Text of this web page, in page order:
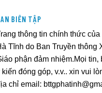
BIÊN TẬP
thông tin chính thức của
Tĩnh do Ban Truyền thông
phận đảm nhiệm.Mọi tin,
kiến đóng góp, v.v.. xin vui
chỉ email: